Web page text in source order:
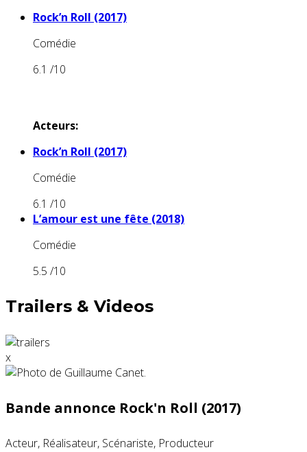
Rock’n Roll (2017)
Comédie
6.1 /10
Acteurs:
Rock’n Roll (2017)
Comédie
6.1 /10
L’amour est une fête (2018)
Comédie
5.5 /10
Trailers & Videos
x
Bande annonce Rock'n Roll (2017)
Acteur, Réalisateur, Scénariste, Producteur